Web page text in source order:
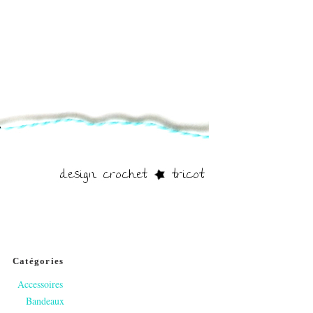
Catégories
Accessoires
Bandeaux